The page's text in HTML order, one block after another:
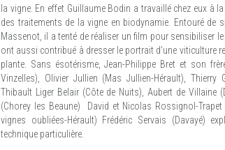
la vigne. En effet Guillaume Bodin a travaillé chez eux à
des traitements de la vigne en biodynamie. Entouré de
Massenot, il a tenté de réaliser un film pour sensibiliser
ont aussi contribué à dresser le portrait d’une viticulture
plante. Sans ésotérisme, Jean-Philippe Bret et son
Vinzelles), Olivier Jullien (Mas Jullien-Hérault), Thierry
Thibault Liger Belair (Côte de Nuits), Aubert de Villaine
(Chorey les Beaune) David et Nicolas Rossignol-Trapet
vignes oubliées-Hérault) Frédéric Servais (Davayé)
technique particulière.